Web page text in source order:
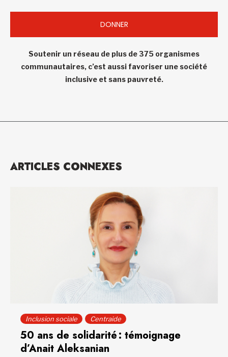
DONNER
Soutenir un réseau de plus de 375 organismes
communautaires, c’est aussi favoriser une société
inclusive et sans pauvreté.
ARTICLES CONNEXES
Inclusion sociale Centraide
50 ans de solidarité : témoignage
d’Anait Aleksanian